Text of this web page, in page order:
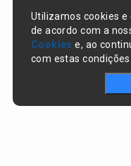
Utilizamos cookies
de acordo com a
Cookies e, ao
com estas condições.